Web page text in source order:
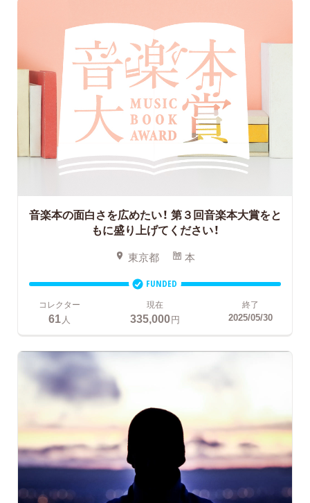
音楽本の面白さを広めたい！ 第３回音楽本大賞をと
もに盛り上げてください！
東京都 本
FUNDED
コレクター
61 人
現在
335,000円
終了
2025/05/30